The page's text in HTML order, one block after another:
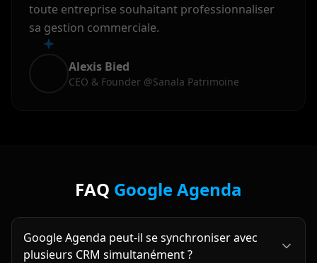
toute entreprise souhaitant professionnaliser
sa gestion commerciale.
Alexis Bied
CEO & Founder @Sanala Patrimoine
FAQ Google Agenda
Google Agenda peut-il se synchroniser avec
plusieurs CRM simultanément ?